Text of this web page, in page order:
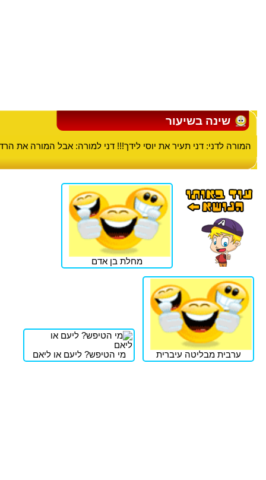
שינה בשיעור
המורה לדני: דני תעיר את יוסי לידך!!! דני למורה: אבל המורה את
מחלת בן אדם
ערבית מבליטה עיברית מי הטיפש? ליעם או ליאם